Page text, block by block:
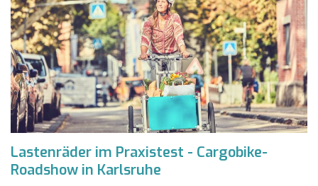
Lastenräder im Praxistest - Cargobike-
Roadshow in Karlsruhe